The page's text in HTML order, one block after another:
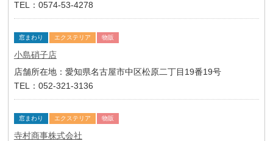
TEL：0574-53-4278
窓まわり エクステリア 物販
小島硝子店
店舗所在地：愛知県名古屋市中区松原二丁目19番19号
TEL：052-321-3136
窓まわり エクステリア 物販
寺村商事株式会社